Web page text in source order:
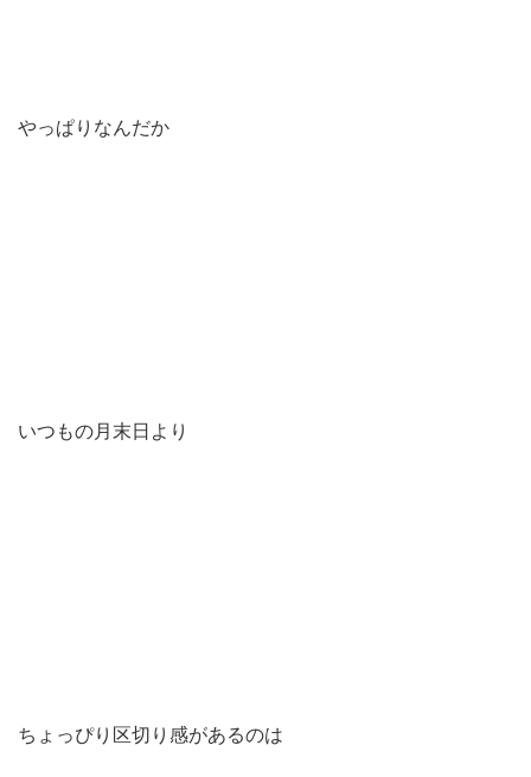
やっぱりなんだか
いつもの月末日より
ちょっぴり区切り感があるのは